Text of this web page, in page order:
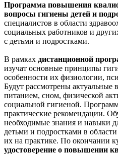
Программа повышения
вопросы гигиены детей и
специалистов в области
социальных работников и
с детьми и подростками.
В рамках дистанционной
изучат основные принципы
особенности их физиологии,
Будут рассмотрены актуальные
питанием, сном, физической
социальной гигиеной.
практические рекомендации.
необходимые знания и навыки
детьми и подростками в
их на практике. По окончании
удостоверение о повышении